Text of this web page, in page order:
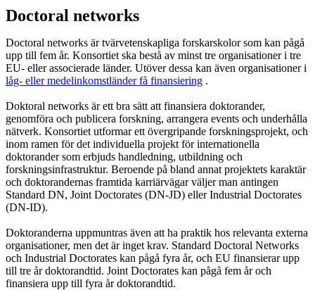
Doctoral networks
Doctoral networks är tvärvetenskapliga forskarskolor som kan pågå
upp till fem år. Konsortiet ska bestå av minst tre organisationer i tre
EU- eller associerade länder. Utöver dessa kan även organisationer i
låg- eller medelinkomstländer få finansiering ​​​​​​​.
Doktoral networks är ett bra sätt att finansiera doktorander,
genomföra och publicera forskning, arrangera events och underhålla
nätverk. Konsortiet utformar ett övergripande forskningsprojekt, och
inom ramen för det individuella projekt för internationella
doktorander som erbjuds handledning, utbildning och
forskningsinfrastruktur. Beroende på bland annat projektets karaktär
och doktorandernas framtida karriärvägar väljer man antingen
Standard DN, Joint Doctorates (DN-JD) eller Industrial Doctorates
(DN-ID).
Doktoranderna uppmuntras även att ha praktik hos relevanta externa
organisationer, men det är inget krav. Standard Doctoral Networks
och Industrial Doctorates kan pågå fyra år, och EU finansierar upp
till tre år doktorandtid. Joint Doctorates kan pågå fem år och
finansiera upp till fyra år doktorandtid.